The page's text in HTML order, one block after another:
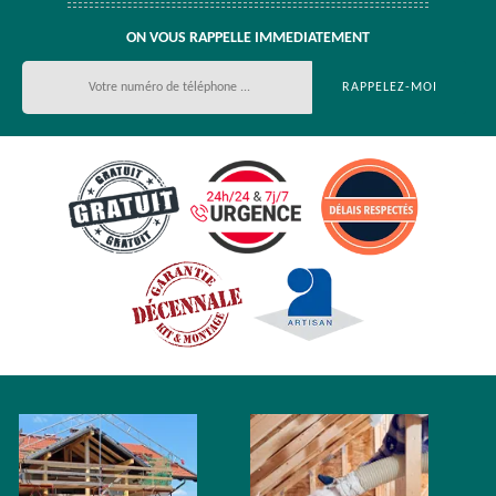
ON VOUS RAPPELLE IMMEDIATEMENT